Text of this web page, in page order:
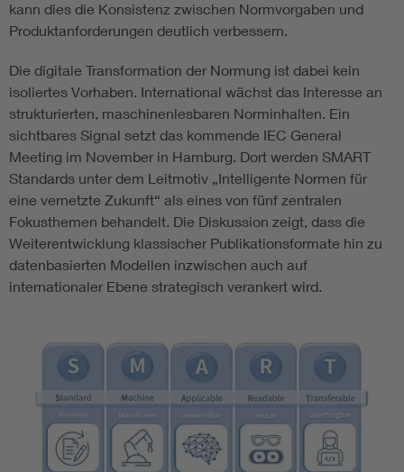
kann dies die Konsistenz zwischen Normvorgaben und
Produktanforderungen deutlich verbessern.
Die digitale Transformation der Normung ist dabei kein
isoliertes Vorhaben. International wächst das Interesse an
strukturierten, maschinenlesbaren Norminhalten. Ein
sichtbares Signal setzt das kommende IEC General
Meeting im November in Hamburg. Dort werden SMART
Standards unter dem Leitmotiv „Intelligente Normen für
eine vernetzte Zukunft“ als eines von fünf zentralen
Fokusthemen behandelt. Die Diskussion zeigt, dass die
Weiterentwicklung klassischer Publikationsformate hin zu
datenbasierten Modellen inzwischen auch auf
internationaler Ebene strategisch verankert wird.